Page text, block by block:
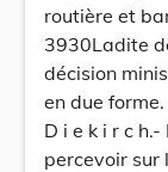
routière et
3930Ladite
décision
en due forme.
D i e k i r c
percevoir sur